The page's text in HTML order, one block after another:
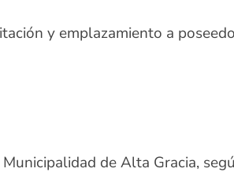
y emplazamiento a
de Alta Gracia,